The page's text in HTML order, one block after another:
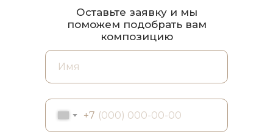
+7
Оставьте заявку и мы
поможем подобрать вам
композицию